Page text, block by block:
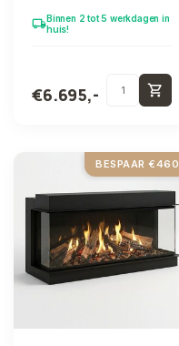
zijn besc...
local_shippingBinnen 2 tot 5 werkdagen in
huis!
€6.695,- shopping_cart
BESPAAR €460